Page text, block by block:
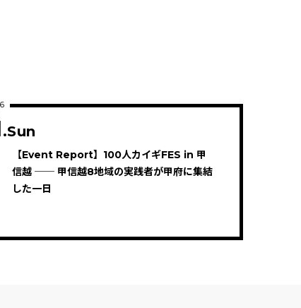
【Event Report】100人カイギFES in 甲
信越 ── 甲信越8地域の実践者が甲府に集結
した一日
.Sun